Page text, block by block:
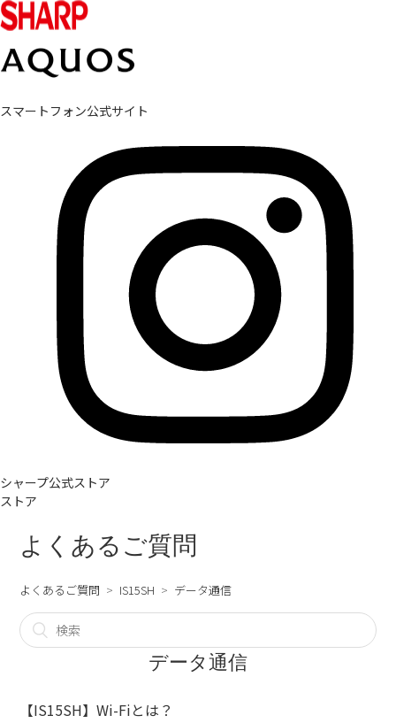
スマートフォン公式サイト
シャープ公式ストア
ストア
よくあるご質問
よくあるご質問 IS15SH データ通信
データ通信
【IS15SH】Wi-Fiとは？